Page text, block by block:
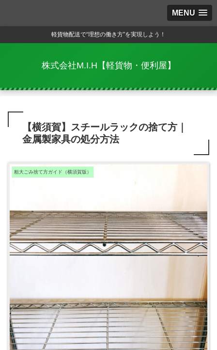
MENU
軽貨物配送で“理想の働き方”を実現しよう！
株式会社M.I.H【軽貨物・便利屋】
【横須賀】スチールラックの捨て方｜
金属製家具の処分方法
粗大ごみ捨て方ガイド（横須賀版）